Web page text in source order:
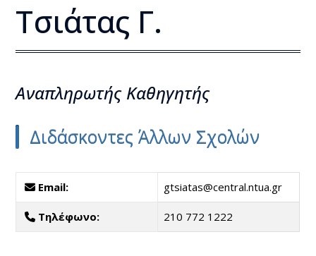
Τσιάτας Γ.
Αναπληρωτής Kαθηγητής
Διδάσκοντες Άλλων Σχολών
Email: gtsiatas@central.ntua.gr
Τηλέφωνο: 210 772 1222